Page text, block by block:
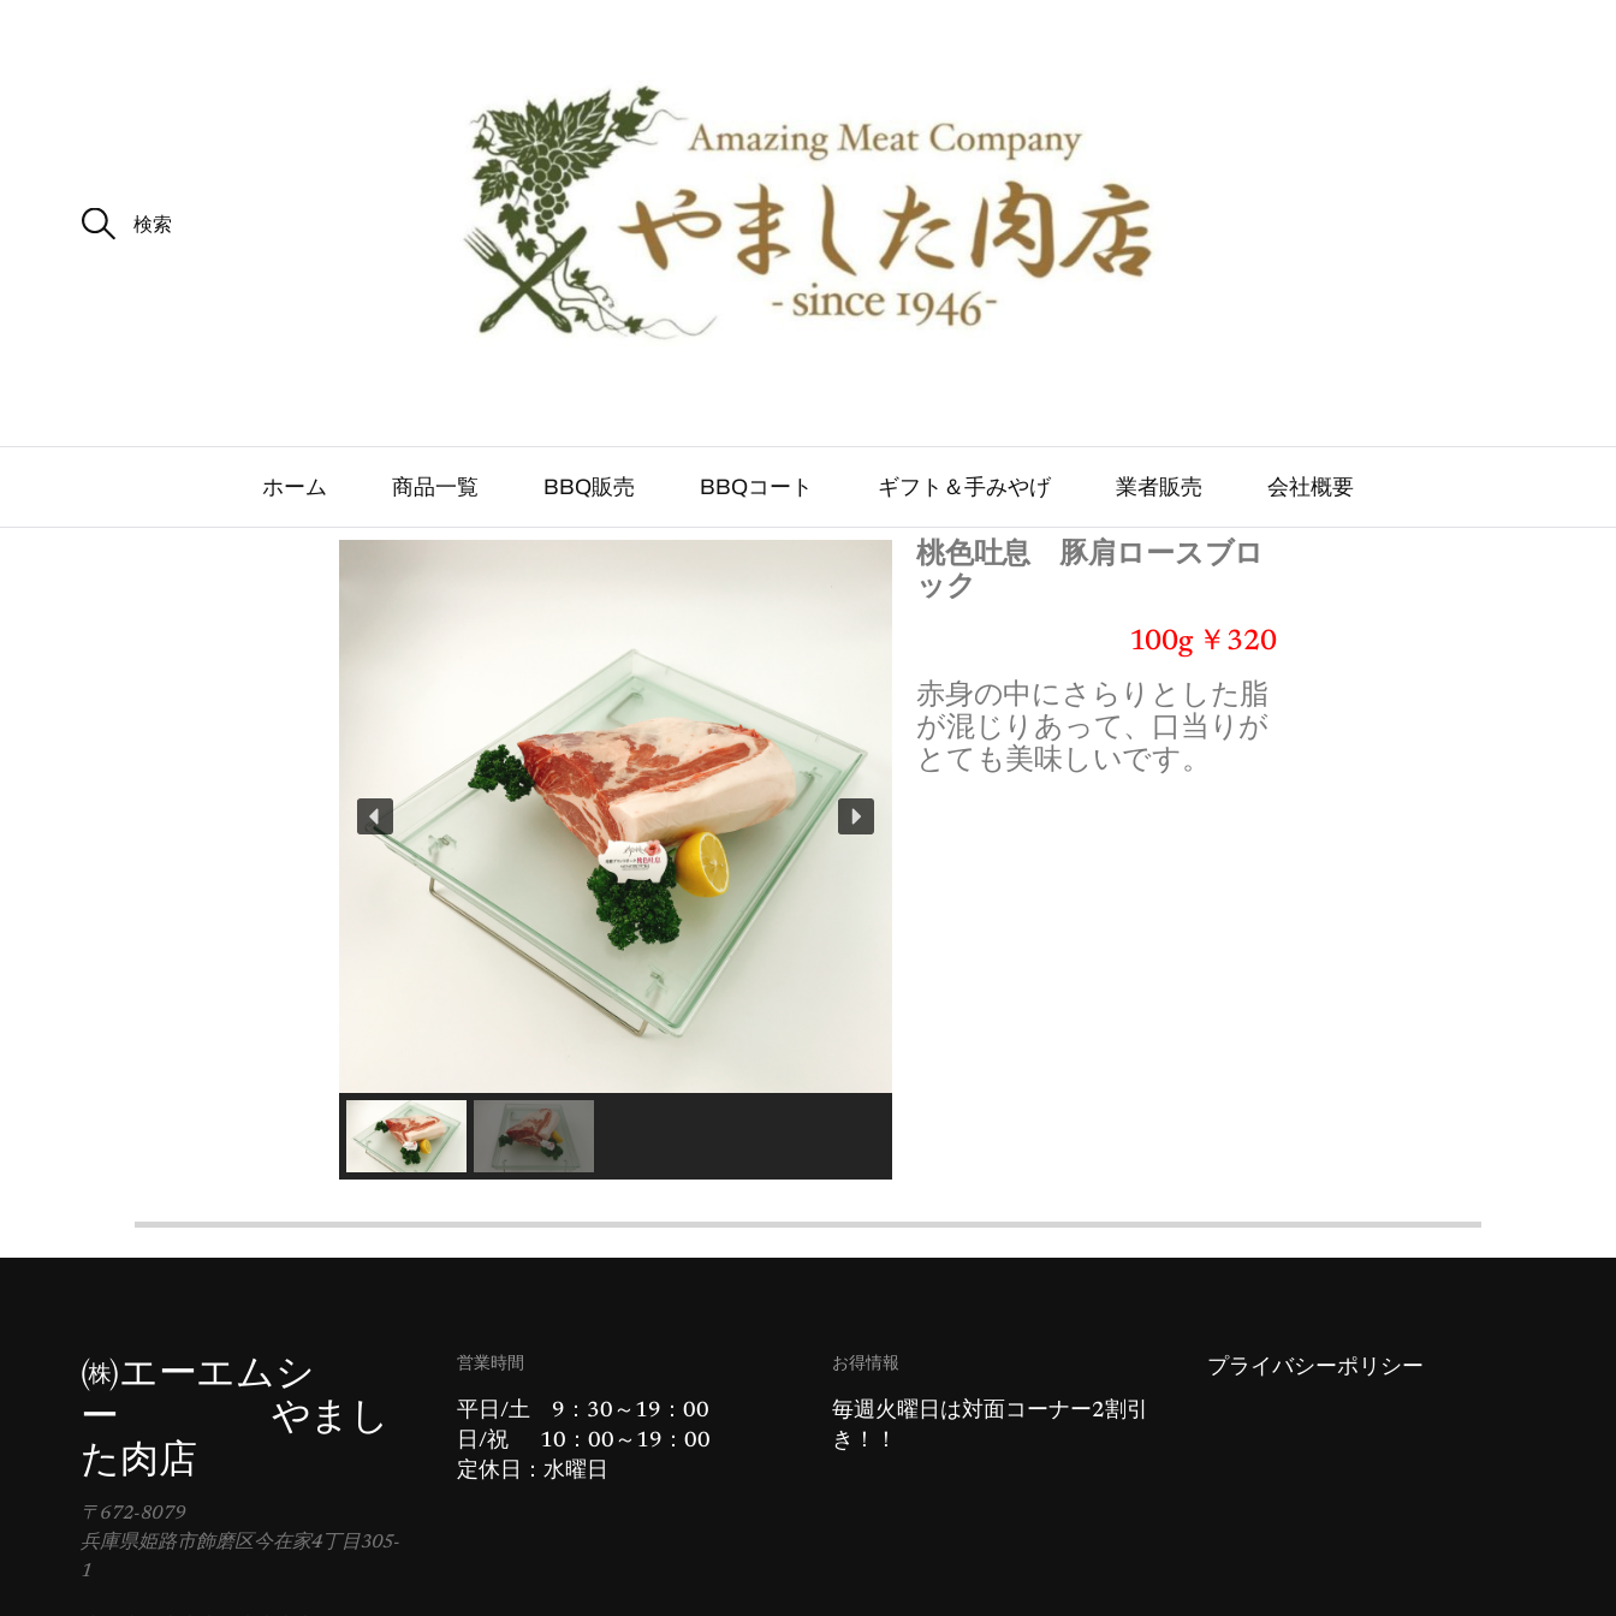
ホーム 商品一覧 BBQ販売 BBQコート ギフト＆手みやげ 業者販売 会社概要
桃色吐息 豚肩ロースブロ
ック
100g ￥320
赤身の中にさらりとした脂
が混じりあって、口当りが
とても美味しいです。
㈱エーエムシ
ー やまし
た肉店
〒672-8079
兵庫県姫路市飾磨区今在家4丁目305-
1
営業時間
平日/土 9：30～19：00
日/祝 10：00～19：00
定休日：水曜日
お得情報
毎週火曜日は対面コーナー2割引
き！！
プライバシーポリシー